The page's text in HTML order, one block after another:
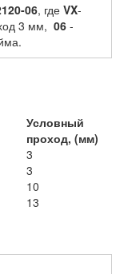
06, где VX-
3 мм, 06 -
Условный
проход, (мм)
3
3
10
13